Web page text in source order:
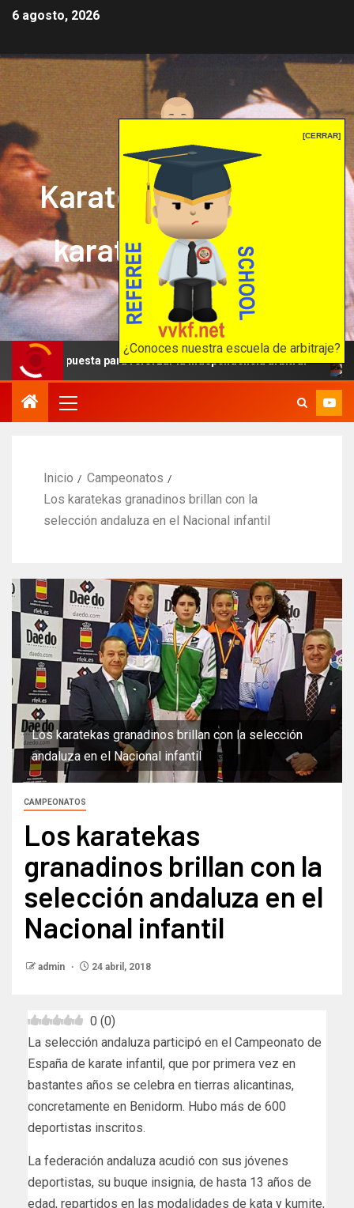
[CERRAR]
¿Conoces nuestra escuela de arbitraje?
6 agosto, 2026
Karate mrprepor: el
karate en internet
El karate en internet
para reforzar la independencia arbitral
Inicio
Campeonatos
Los karatekas granadinos brillan con la
selección andaluza en el Nacional infantil
Los karatekas granadinos brillan con la selección
andaluza en el Nacional infantil
CAMPEONATOS
Los karatekas
granadinos brillan con la
selección andaluza en el
Nacional infantil
admin 24 abril, 2018
0 (0)
La selección andaluza participó en el Campeonato de
España de karate infantil, que por primera vez en
bastantes años se celebra en tierras alicantinas,
concretamente en Benidorm. Hubo más de 600
deportistas inscritos.
La federación andaluza acudió con sus jóvenes
deportistas, su buque insignia, de hasta 13 años de
edad, repartidos en las modalidades de kata y kumite,